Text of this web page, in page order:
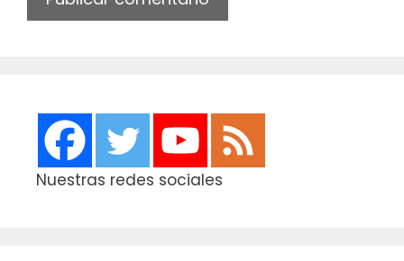
Nuestras redes sociales